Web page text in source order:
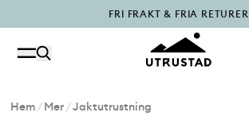
FRI FRAKT & FRIA RETURER
PÅFYLLT I OUTLET
Hem/Mer/Jaktutrustning